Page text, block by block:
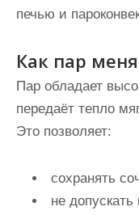
печью и
Как пар
Пар обладает
передаёт тепло
Это позволяет:
сохранять
не